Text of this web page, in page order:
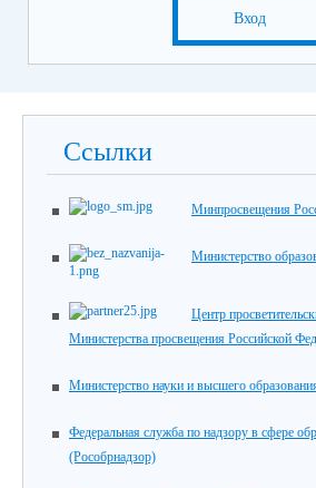
Вход
Ссылки
Минпросвещения
Министерство
Центр
Министерства просвещения Российской
Министерство науки и высшего
Федеральная служба по надзору в сфере
(Рособрнадзор)